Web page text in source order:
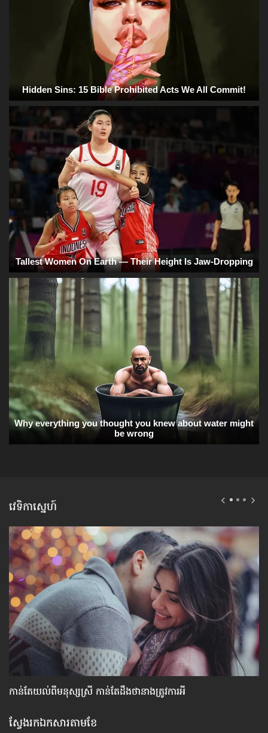
វេទិកាស្នេហ៍
កាន់តែ​យល់​ពី​មនុស្សស្រី កាន់​តែ​ដឹង​ថា​នាង​ត្រូវ​ការ​អី
ស្វែងរកឯកសារតាមខែ